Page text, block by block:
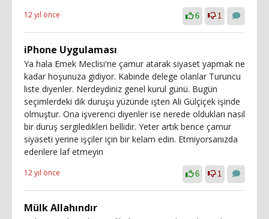
12 yıl önce 6 1
iPhone Uygulaması
Ya hala Emek Meclisi'ne çamur atarak siyaset yapmak ne
kadar hoşunuza gidiyor. Kabinde delege olanlar Turuncu
liste diyenler. Nerdeydiniz genel kurul günü. Bugün
seçimlerdeki dik duruşu yüzünde işten Ali Gülçiçek işinde
olmuştur. Ona işverenci diyenler ise nerede oldukları nasıl
bir duruş sergiledikleri bellidir. Yeter artık bence çamur
siyaseti yerine işçiler için bir kelam edin. Etmiyorsanızda
edenlere laf etmeyin
12 yıl önce 6 1
Mülk Allahındır